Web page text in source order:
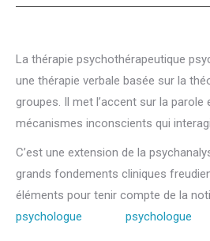
La thérapie psychothérapeutique
une thérapie verbale basée sur la
groupes. Il met l’accent sur la parole
mécanismes inconscients qui
C’est une extension de la
grands fondements cliniques
éléments pour tenir compte de la
psychologue
psychologue